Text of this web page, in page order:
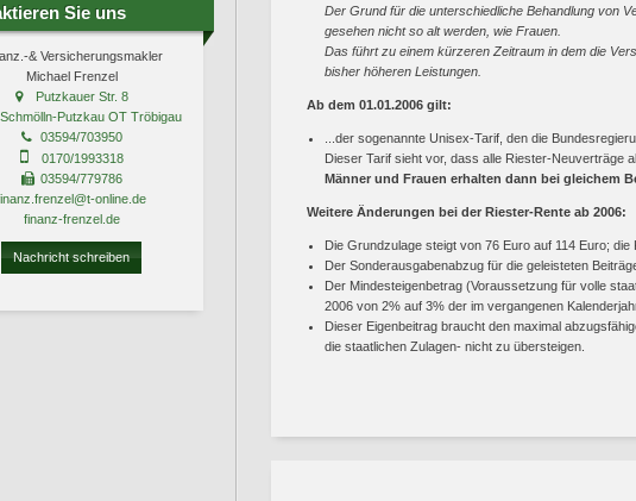
Sie uns
& Versicherungsmakler
Michael Frenzel
Putzkauer Str. 8
Putzkau OT Tröbigau
03594/703950
0170/1993318
03594/779786
online.de
finanz-frenzel.de
Nachricht schreiben
Der Grund für die unterschiedliche Behandlung von
gesehen nicht so alt werden, wie Frauen.
Das führt zu einem kürzeren Zeitraum in dem die
bisher höheren Leistungen.
Ab dem 01.01.2006 gilt:
...der sogenannte Unisex-Tarif, den die
Dieser Tarif sieht vor, dass alle Riester-Neuverträge
Männer und Frauen erhalten dann bei gleichem
Weitere Änderungen bei der Riester-Rente ab 2006:
Die Grundzulage steigt von 76 Euro auf 114 Euro;
Der Sonderausgabenabzug für die geleisteten
Der Mindesteigenbetrag (Voraussetzung für volle
2006 von 2% auf 3% der im vergangenen
Dieser Eigenbeitrag braucht den maximal
die staatlichen Zulagen- nicht zu übersteigen.